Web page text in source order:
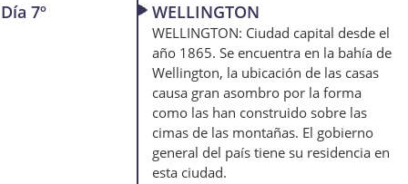
Día 7º WELLINGTON
WELLINGTON: Ciudad capital desde el
año 1865. Se encuentra en la bahía de
Wellington, la ubicación de las casas
causa gran asombro por la forma
como las han construido sobre las
cimas de las montañas. El gobierno
general del país tiene su residencia en
esta ciudad.